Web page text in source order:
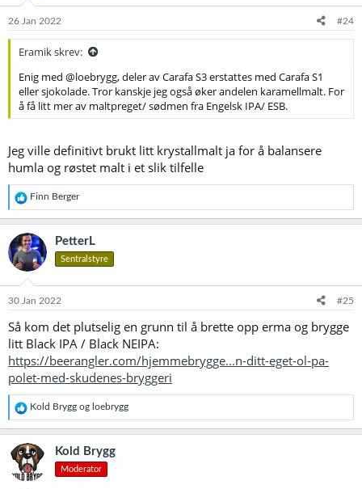
n
e
26 Jan 2022 #24
Eramik skrev:
Enig med @loebrygg, deler av Carafa S3 erstattes med Carafa S1
eller sjokolade. Tror kanskje jeg også øker andelen karamellmalt. For
å få litt mer av maltpreget/ sødmen fra Engelsk IPA/ ESB.
Jeg ville definitivt brukt litt krystallmalt ja for å balansere
humla og røstet malt i et slik tilfelle
R
e
a
k
s
j
o
e
:
Finn Berger
PetterL
Sentralstyre
30 Jan 2022 #25
Så kom det plutselig en grunn til å brette opp erma og brygge
litt Black IPA / Black NEIPA:
https://beerangler.com/hjemmebrygge...n-ditt-eget-ol-pa-
polet-med-skudenes-bryggeri
R
e
a
k
s
j
o
Kold Brygg og loebrygg
Kold Brygg
Moderator